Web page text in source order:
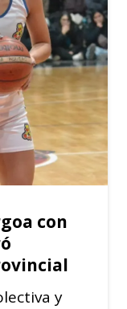
con
y